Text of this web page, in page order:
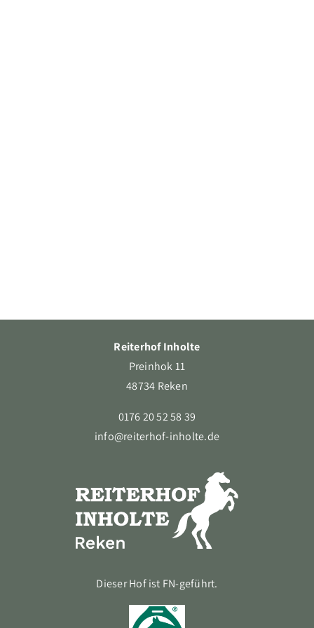
Reiterhof Inholte
Preinhok 11
48734 Reken
0176 20 52 58 39
info@reiterhof-inholte.de
Dieser Hof ist FN-geführt.